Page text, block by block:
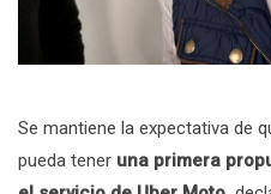
Se mantiene la expectativa de
pueda tener una primera